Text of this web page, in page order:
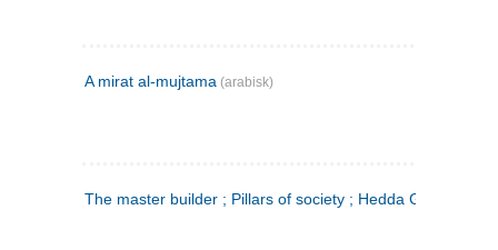
A mirat al-mujtama (arabisk)
The master builder ; Pillars of society ; Hedda Gabler